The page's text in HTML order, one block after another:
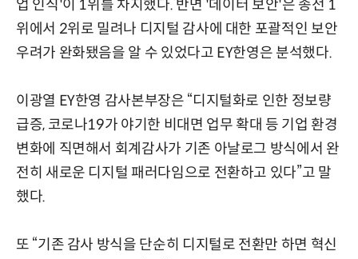
업 인식'이 1위를 차지했다. 반면 '데이터 보안'은 종전 1
위에서 2위로 밀려나 디지털 감사에 대한 포괄적인 보안
우려가 완화됐음을 알 수 있었다고 EY한영은 분석했다.
이광열 EY한영 감사본부장은 “디지털화로 인한 정보량
급증, 코로나19가 야기한 비대면 업무 확대 등 기업 환경
변화에 직면해서 회계감사가 기존 아날로그 방식에서 완
전히 새로운 디지털 패러다임으로 전환하고 있다”고 말
했다.
또 “기존 감사 방식을 단순히 디지털로 전환만 하면 혁신